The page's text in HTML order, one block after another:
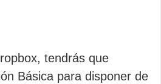
tendrás que
Básica para disponer de